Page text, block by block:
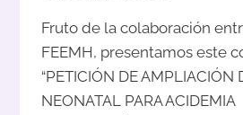
Fruto de la colaboración
FEEMH, presentamos este
“PETICIÓN DE AMPLIACIÓN
NEONATAL PARA ACIDEMIA